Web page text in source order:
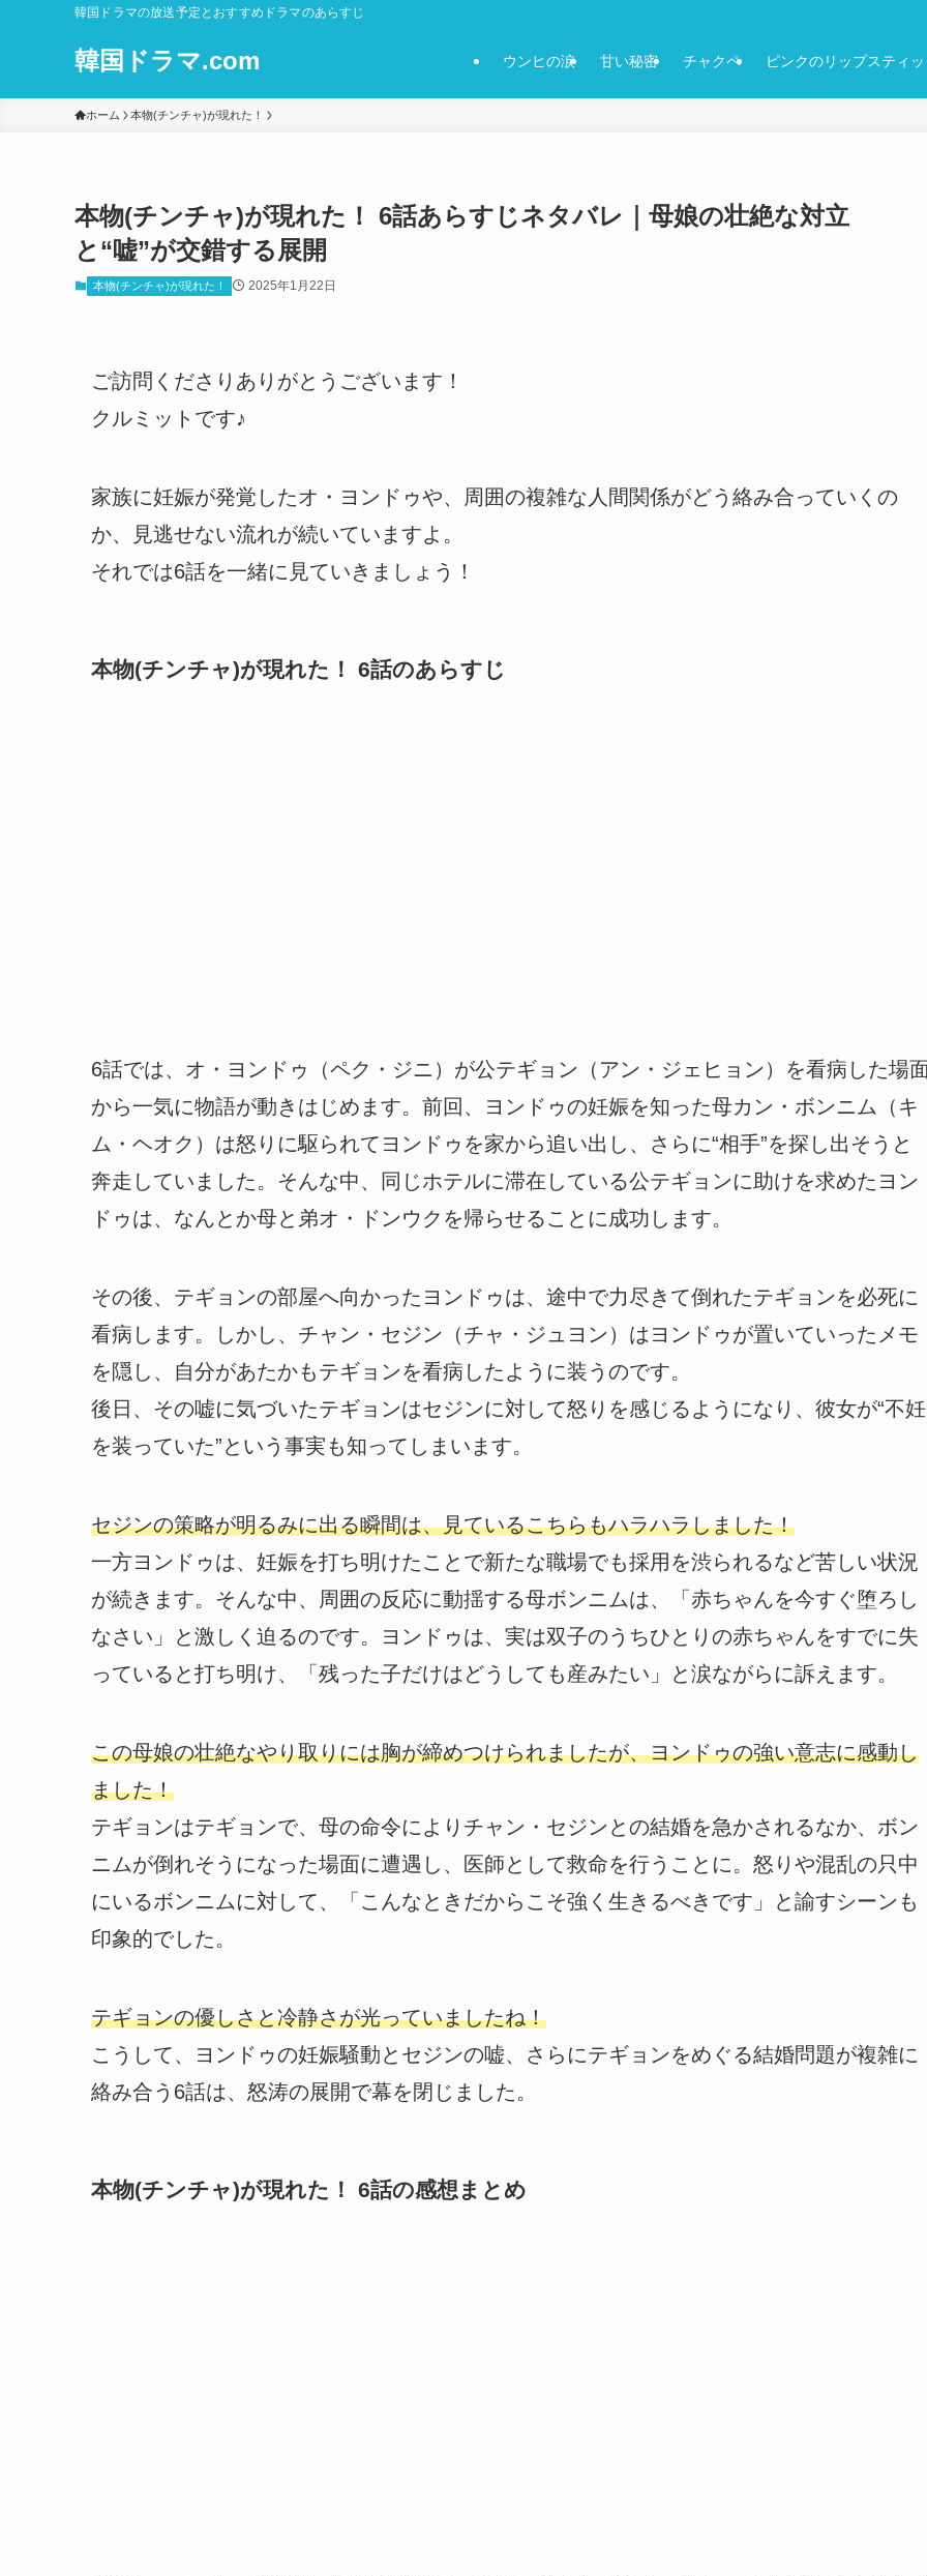
韓国ドラマの放送予定とおすすめドラマのあらすじ
韓国ドラマ.com ウンヒの涙 甘い秘密 チャクペ ピンクのリップスティ
ホーム 本物(チンチャ)が現れた！
本物(チンチャ)が現れた！ 6話あらすじネタバレ｜母娘の壮絶な対立
と“嘘”が交錯する展開
本物(チンチャ)が現れた！ 2025年1月22日
ご訪問くださりありがとうございます！
クルミットです♪
家族に妊娠が発覚したオ・ヨンドゥや、周囲の複雑な人間関係がどう絡み合っていくの
か、見逃せない流れが続いていますよ。
それでは6話を一緒に見ていきましょう！
本物(チンチャ)が現れた！ 6話のあらすじ
6話では、オ・ヨンドゥ（ペク・ジニ）が公テギョン（アン・ジェヒョン）を看病した場
から一気に物語が動きはじめます。前回、ヨンドゥの妊娠を知った母カン・ボンニム（キ
ム・ヘオク）は怒りに駆られてヨンドゥを家から追い出し、さらに“相手”を探し出そうと
奔走していました。そんな中、同じホテルに滞在している公テギョンに助けを求めたヨン
ドゥは、なんとか母と弟オ・ドンウクを帰らせることに成功します。
その後、テギョンの部屋へ向かったヨンドゥは、途中で力尽きて倒れたテギョンを必死に
看病します。しかし、チャン・セジン（チャ・ジュヨン）はヨンドゥが置いていったメモ
を隠し、自分があたかもテギョンを看病したように装うのです。
後日、その嘘に気づいたテギョンはセジンに対して怒りを感じるようになり、彼女が“不妊
を装っていた”という事実も知ってしまいます。
セジンの策略が明るみに出る瞬間は、見ているこちらもハラハラしました！
一方ヨンドゥは、妊娠を打ち明けたことで新たな職場でも採用を渋られるなど苦しい状況
が続きます。そんな中、周囲の反応に動揺する母ボンニムは、「赤ちゃんを今すぐ堕ろし
なさい」と激しく迫るのです。ヨンドゥは、実は双子のうちひとりの赤ちゃんをすでに失
っていると打ち明け、「残った子だけはどうしても産みたい」と涙ながらに訴えます。
この母娘の壮絶なやり取りには胸が締めつけられましたが、ヨンドゥの強い意志に感動し
ました！
テギョンはテギョンで、母の命令によりチャン・セジンとの結婚を急かされるなか、ボン
ニムが倒れそうになった場面に遭遇し、医師として救命を行うことに。怒りや混乱の只中
にいるボンニムに対して、「こんなときだからこそ強く生きるべきです」と諭すシーンも
印象的でした。
テギョンの優しさと冷静さが光っていましたね！
こうして、ヨンドゥの妊娠騒動とセジンの嘘、さらにテギョンをめぐる結婚問題が複雑に
絡み合う6話は、怒涛の展開で幕を閉じました。
本物(チンチャ)が現れた！ 6話の感想まとめ